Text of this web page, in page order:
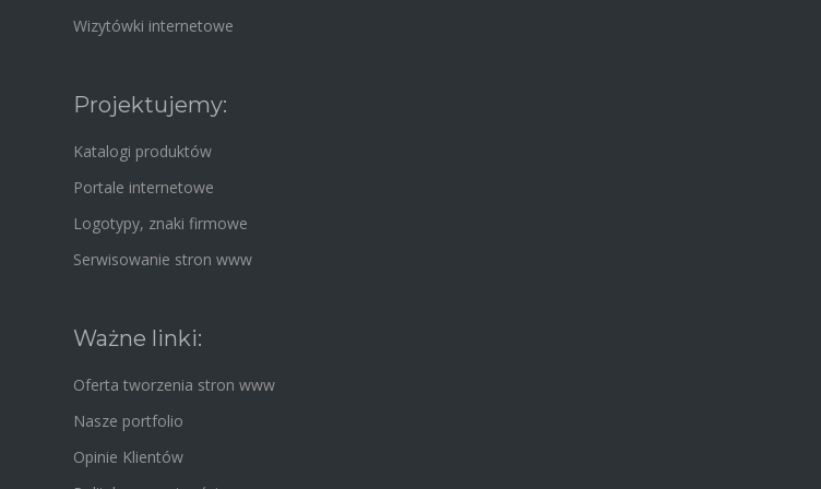
Wizytówki internetowe
Projektujemy:
Katalogi produktów
Portale internetowe
Logotypy, znaki firmowe
Serwisowanie stron www
Ważne linki:
Oferta tworzenia stron www
Nasze portfolio
Opinie Klientów